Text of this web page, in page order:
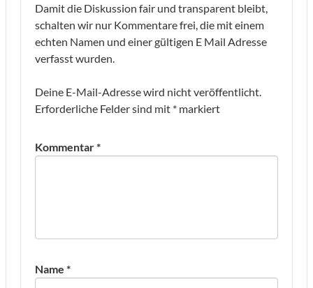
Damit die Diskussion fair und transparent bleibt,
schalten wir nur Kommentare frei, die mit einem
echten Namen und einer gültigen E Mail Adresse
verfasst wurden.
Deine E-Mail-Adresse wird nicht veröffentlicht.
Erforderliche Felder sind mit * markiert
Kommentar*
Name *